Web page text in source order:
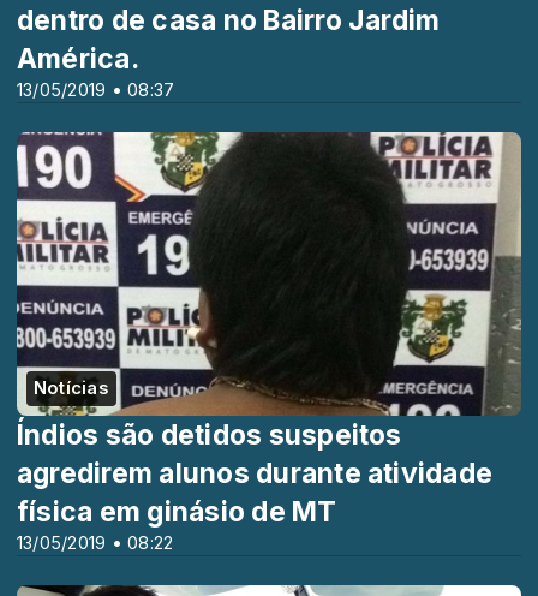
13/05/2019 • 08:37
dentro de casa no Bairro Jardim
América.
Notícias
13/05/2019 • 08:22
Índios são detidos suspeitos
agredirem alunos durante atividade
física em ginásio de MT